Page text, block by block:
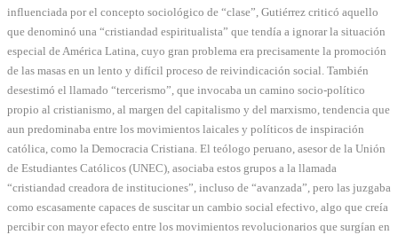
influenciada por el concepto sociológico de “clase”, Gutiérrez criticó aquello
que denominó una “cristiandad espiritualista” que tendía a ignorar la situación
especial de América Latina, cuyo gran problema era precisamente la promoción
de las masas en un lento y difícil proceso de reivindicación social. También
desestimó el llamado “tercerismo”, que invocaba un camino socio-político
propio al cristianismo, al margen del capitalismo y del marxismo, tendencia que
aun predominaba entre los movimientos laicales y políticos de inspiración
católica, como la Democracia Cristiana. El teólogo peruano, asesor de la Unión
de Estudiantes Católicos (UNEC), asociaba estos grupos a la llamada
“cristiandad creadora de instituciones”, incluso de “avanzada”, pero las juzgaba
como escasamente capaces de suscitar un cambio social efectivo, algo que creía
percibir con mayor efecto entre los movimientos revolucionarios que surgían en